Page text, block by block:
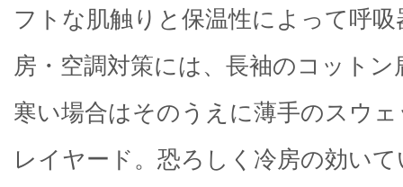
フトな肌触りと保温性によって呼
房・空調対策には、長袖のコット
寒い場合はそのうえに薄手のスウ
レイヤード。恐ろしく冷房の効い